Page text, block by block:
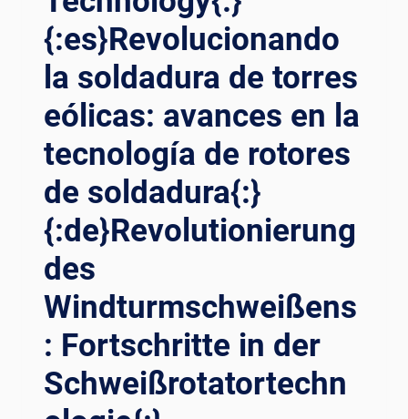
{:es}Revolucionando
la soldadura de torres
eólicas: avances en la
tecnología de rotores
de soldadura{:}
{:de}Revolutionierung
des
Windturmschweißens
: Fortschritte in der
Schweißrotatortechn